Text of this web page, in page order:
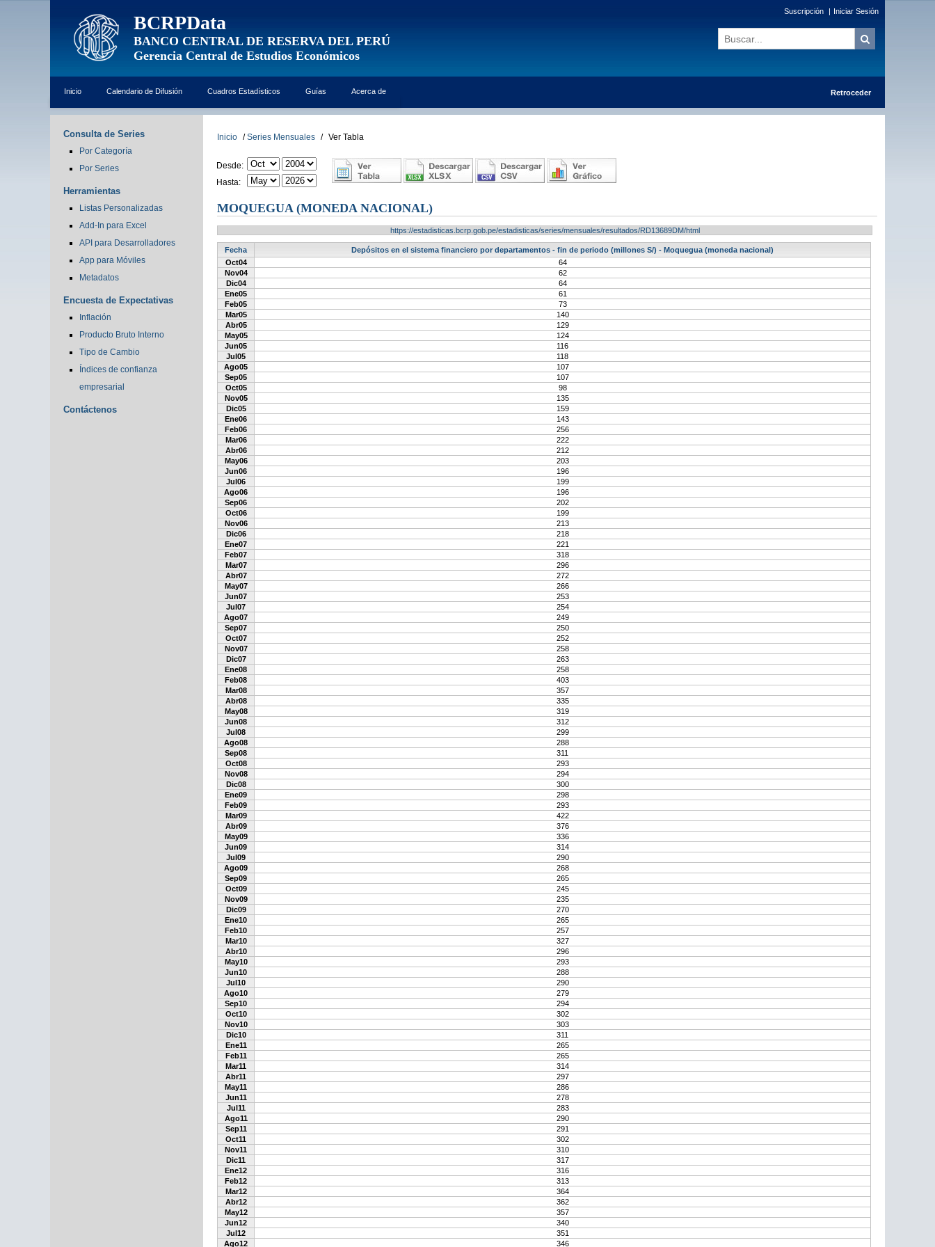
BCRPData
BANCO CENTRAL DE RESERVA DEL PERÚ
Gerencia Central de Estudios Económicos
Suscripción | Iniciar Sesión
Inicio Calendario de Difusión Cuadros Estadísticos Guías Acerca de Retroceder
Consulta de Series
Por Categoría
Por Series
Herramientas
Listas Personalizadas
Add-In para Excel
API para Desarrolladores
App para Móviles
Metadatos
Encuesta de Expectativas
Inflación
Producto Bruto Interno
Tipo de Cambio
Índices de confianza
empresarial
Contáctenos
Inicio / Series Mensuales / Ver Tabla
Desde:
Hasta:
MOQUEGUA (MONEDA NACIONAL)
https://estadisticas.bcrp.gob.pe/estadisticas/series/mensuales/resultados/RD13689DM/html
Fecha
Depósitos en el sistema financiero por departamentos - fin de periodo (millones S/) - Moquegua (moneda nacional)
Oct04
64
Nov04
62
Dic04
64
Ene05
61
Feb05
73
Mar05
140
Abr05
129
May05
124
Jun05
116
Jul05
118
Ago05
107
Sep05
107
Oct05
98
Nov05
135
Dic05
159
Ene06
143
Feb06
256
Mar06
222
Abr06
212
May06
203
Jun06
196
Jul06
199
Ago06
196
Sep06
202
Oct06
199
Nov06
213
Dic06
218
Ene07
221
Feb07
318
Mar07
296
Abr07
272
May07
266
Jun07
253
Jul07
254
Ago07
249
Sep07
250
Oct07
252
Nov07
258
Dic07
263
Ene08
258
Feb08
403
Mar08
357
Abr08
335
May08
319
Jun08
312
Jul08
299
Ago08
288
Sep08
311
Oct08
293
Nov08
294
Dic08
300
Ene09
298
Feb09
293
Mar09
422
Abr09
376
May09
336
Jun09
314
Jul09
290
Ago09
268
Sep09
265
Oct09
245
Nov09
235
Dic09
270
Ene10
265
Feb10
257
Mar10
327
Abr10
296
May10
293
Jun10
288
Jul10
290
Ago10
279
Sep10
294
Oct10
302
Nov10
303
Dic10
311
Ene11
265
Feb11
265
Mar11
314
Abr11
297
May11
286
Jun11
278
Jul11
283
Ago11
290
Sep11
291
Oct11
302
Nov11
310
Dic11
317
Ene12
316
Feb12
313
Mar12
364
Abr12
362
May12
357
Jun12
340
Jul12
351
Ago12
346